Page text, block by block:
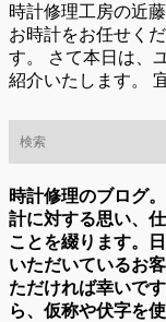
時計修理工房の近
お時計をお任せく
す。 さて本日は、
紹介いたします。
時計修理のブログ
計に対する思い、
ことを綴ります。
いただいているお
ただければ幸いで
ら、仮称や伏字を